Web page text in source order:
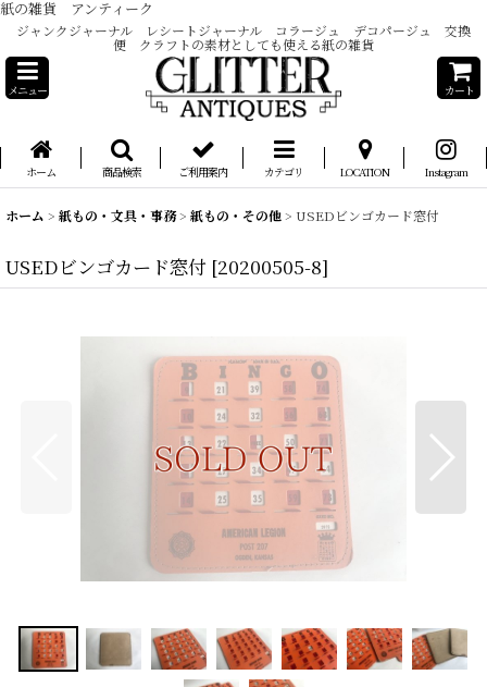
紙の雑貨 アンティーク
ジャンクジャーナル レシートジャーナル コラージュ デコパージュ 交換
便 クラフトの素材としても使える紙の雑貨
メニュー カート
ホーム 商品検索 ご利用案内 カテゴリ LOCATION Instagram
ホーム > 紙もの・文具・事務> 紙もの・その他> USEDビンゴカード窓付
USEDビンゴカード窓付 [20200505-8]